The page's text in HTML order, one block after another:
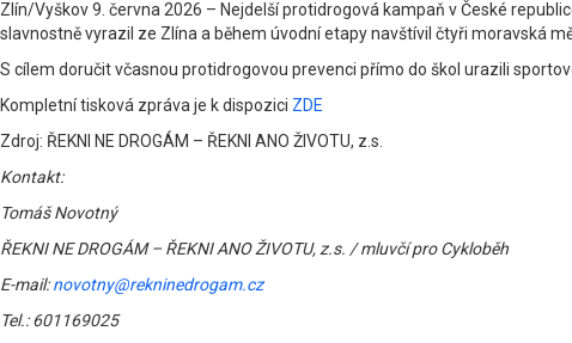
Zlín/Vyškov 9. června 2026 – Nejdelší protidrogová kampaň v České
slavnostně vyrazil ze Zlína a během úvodní etapy navštívil čtyři moravská
S cílem doručit včasnou protidrogovou prevenci přímo do škol urazili
Kompletní tisková zpráva je k dispozici ZDE
Zdroj: ŘEKNI NE DROGÁM – ŘEKNI ANO ŽIVOTU, z.s.
Kontakt:
Tomáš Novotný
ŘEKNI NE DROGÁM – ŘEKNI ANO ŽIVOTU, z.s. / mluvčí pro Cykloběh
E-mail:novotny@rekninedrogam.cz
Tel.: 601169025